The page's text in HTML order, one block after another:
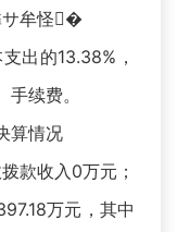
サ牟怪�
出的13.38%，
续费。
算情况
收入0万元；
万元，其中